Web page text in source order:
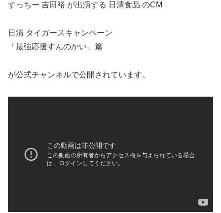
すっちー 吉田裕 が出演する 日清食品 のCM
日清 タイガースキャンペーン
「最強応援すんのかい」篇
が公式チャンネルで公開されています。